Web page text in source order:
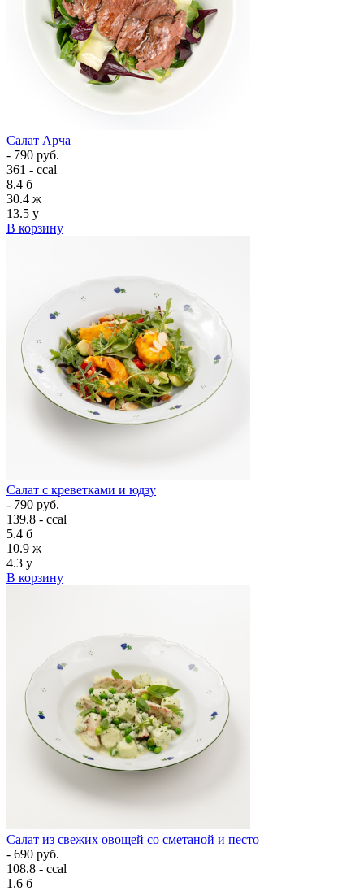
Салат Арча
- 790 руб.
361 - ccal
8.4 б
30.4 ж
13.5 у
В корзину
Салат с креветками и юдзу
- 790 руб.
139.8 - ccal
5.4 б
10.9 ж
4.3 у
В корзину
Салат из свежих овощей со сметаной и песто
- 690 руб.
108.8 - ccal
1.6 б